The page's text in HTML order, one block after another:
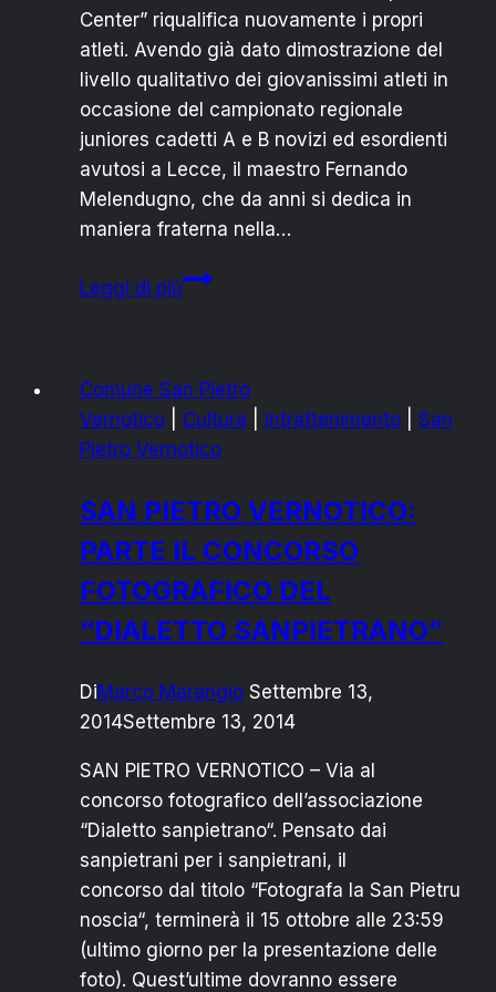
Center” riqualifica nuovamente i propri
atleti. Avendo già dato dimostrazione del
livello qualitativo dei giovanissimi atleti in
occasione del campionato regionale
juniores cadetti A e B novizi ed esordienti
avutosi a Lecce, il maestro Fernando
Melendugno, che da anni si dedica in
maniera fraterna nella…
Leggi di piùTAEKWONDO
SI
CONFERMANO
LE
Comune San Pietro
Vernotico
Cultura Intrattenimento
San
Pietro Vernotico
SAN PIETRO VERNOTICO:
PARTE IL CONCORSO
FOTOGRAFICO DEL
“DIALETTO SANPIETRANO”
DiMarco Marangio Settembre 13,
2014Settembre 13, 2014
SAN PIETRO VERNOTICO – Via al
concorso fotografico dell’associazione
“Dialetto sanpietrano“. Pensato dai
sanpietrani per i sanpietrani, il
concorso dal titolo “Fotografa la San Pietru
noscia“, terminerà il 15 ottobre alle 23:59
(ultimo giorno per la presentazione delle
foto). Quest’ultime dovranno essere